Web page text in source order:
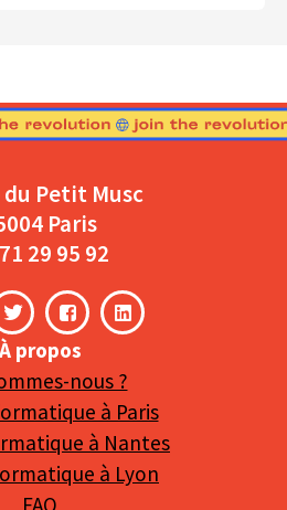
du Petit Musc
Paris
29 95 92
À propos
nous ?
à Paris
à Nantes
à Lyon
FAQ